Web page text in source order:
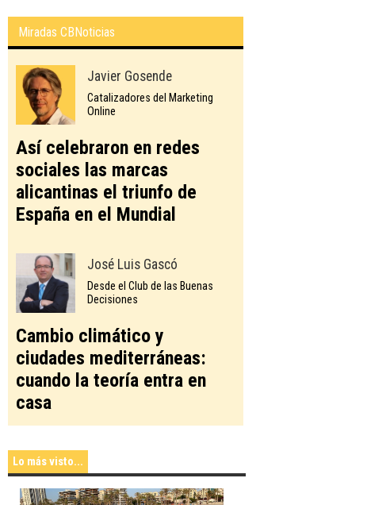
Miradas CBNoticias
Javier Gosende
Catalizadores del Marketing
Online
Así celebraron en redes
sociales las marcas
alicantinas el triunfo de
España en el Mundial
José Luis Gascó
Desde el Club de las Buenas
Decisiones
Cambio climático y
ciudades mediterráneas:
cuando la teoría entra en
casa
Lo más visto...